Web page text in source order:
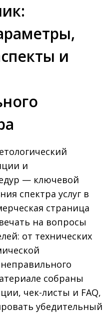
и
и
— ключевой
спектра услуг в
страница
на вопросы
от технических
собраны
чек-листы и FAQ,
убедительный